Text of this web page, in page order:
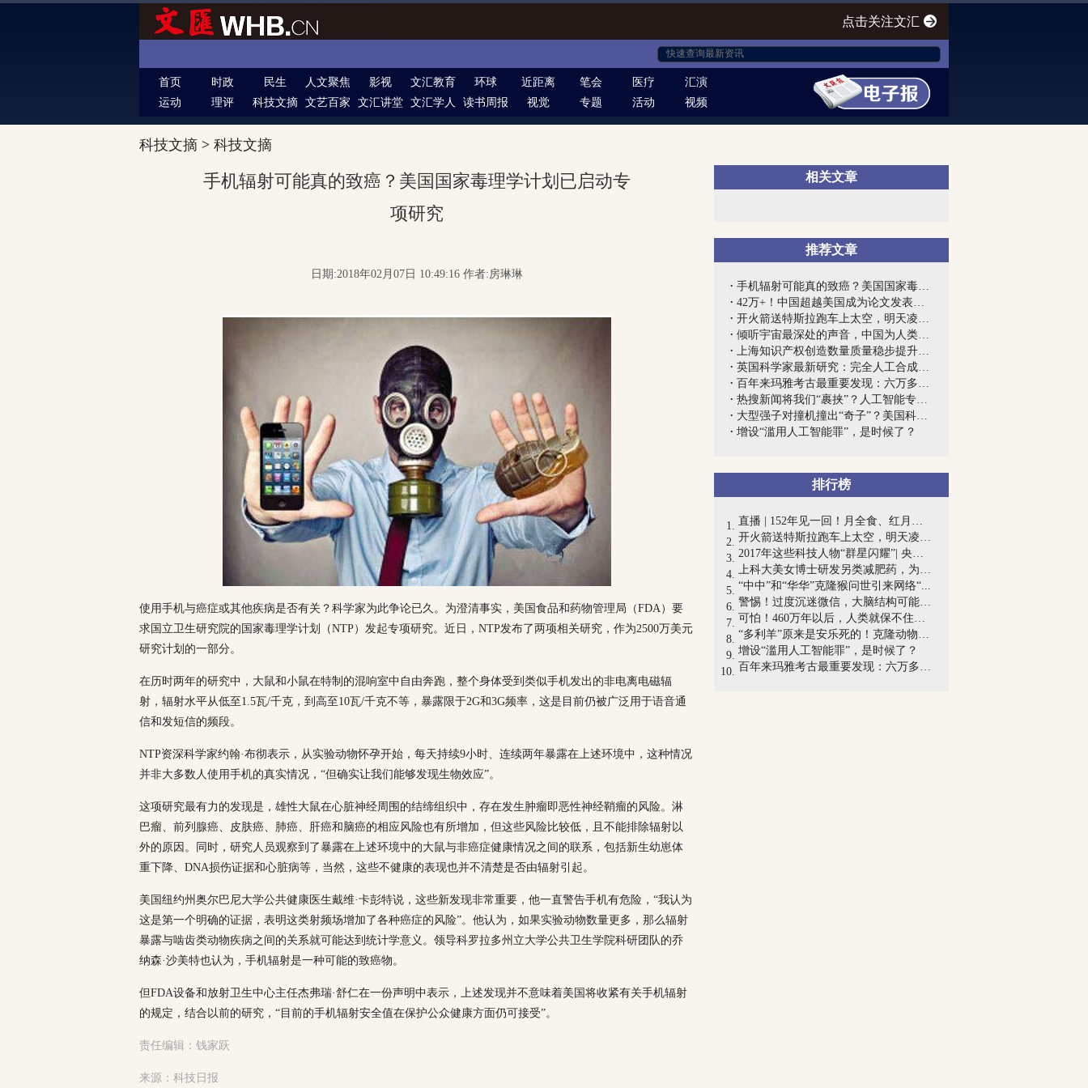
点击关注文汇
首页 时政 民生 人文聚焦 影视 文汇教育 环球 近距离 笔会 医疗
汇演
运动
理评 科技文摘 文艺百家 文汇讲堂 文汇学人 读书周报 视觉 专题 活动 视频
科技文摘 > 科技文摘
相关文章
推荐文章
手机辐射可能真的致癌？美国国家毒理学计...
42万+！中国超越美国成为论文发表第一大...
开火箭送特斯拉跑车上太空，明天凌晨2点...
倾听宇宙最深处的声音，中国为人类最大天...
上海知识产权创造数量质量稳步提升，每万...
英国科学家最新研究：完全人工合成的病毒...
百年来玛雅考古最重要发现：六万多座神秘...
热搜新闻将我们“裹挟”？人工智能专家这...
大型强子对撞机撞出“奇子”？美国科学家...
增设“滥用人工智能罪”，是时候了？
排行榜
直播 | 152年见一回！月全食、红月亮、蓝...
开火箭送特斯拉跑车上太空，明天凌晨2点...
2017年这些科技人物“群星闪耀”| 央视“...
上科大美女博士研发另类减肥药，为受体蛋...
“中中”和“华华”克隆猴问世引来网络“...
警惕！过度沉迷微信，大脑结构可能正在发...
可怕！460万年以后，人类就保不住Y染色体...
“多利羊”原来是安乐死的！克隆动物是科...
增设“滥用人工智能罪”，是时候了？
百年来玛雅考古最重要发现：六万多座神秘...
手机辐射可能真的致癌？美国国家毒理学计划已启动专
项研究
日期:2018年02月07日 10:49:16 作者:房琳琳
使用手机与癌症或其他疾病是否有关？科学家为此争论已久。为澄清事实，美国食品和药物管理局（FDA）要
求国立卫生研究院的国家毒理学计划（NTP）发起专项研究。近日，NTP发布了两项相关研究，作为2500万美元
研究计划的一部分。
在历时两年的研究中，大鼠和小鼠在特制的混响室中自由奔跑，整个身体受到类似手机发出的非电离电磁辐
射，辐射水平从低至1.5瓦/千克，到高至10瓦/千克不等，暴露限于2G和3G频率，这是目前仍被广泛用于语音通
信和发短信的频段。
NTP资深科学家约翰·布彻表示，从实验动物怀孕开始，每天持续9小时、连续两年暴露在上述环境中，这种情况
并非大多数人使用手机的真实情况，“但确实让我们能够发现生物效应”。
这项研究最有力的发现是，雄性大鼠在心脏神经周围的结缔组织中，存在发生肿瘤即恶性神经鞘瘤的风险。淋
巴瘤、前列腺癌、皮肤癌、肺癌、肝癌和脑癌的相应风险也有所增加，但这些风险比较低，且不能排除辐射以
外的原因。同时，研究人员观察到了暴露在上述环境中的大鼠与非癌症健康情况之间的联系，包括新生幼崽体
重下降、DNA损伤证据和心脏病等，当然，这些不健康的表现也并不清楚是否由辐射引起。
美国纽约州奥尔巴尼大学公共健康医生戴维·卡彭特说，这些新发现非常重要，他一直警告手机有危险，“我认为
这是第一个明确的证据，表明这类射频场增加了各种癌症的风险”。他认为，如果实验动物数量更多，那么辐射
暴露与啮齿类动物疾病之间的关系就可能达到统计学意义。领导科罗拉多州立大学公共卫生学院科研团队的乔
纳森·沙美特也认为，手机辐射是一种可能的致癌物。
但FDA设备和放射卫生中心主任杰弗瑞·舒仁在一份声明中表示，上述发现并不意味着美国将收紧有关手机辐射
的规定，结合以前的研究，“目前的手机辐射安全值在保护公众健康方面仍可接受”。
责任编辑：钱家跃
来源：科技日报